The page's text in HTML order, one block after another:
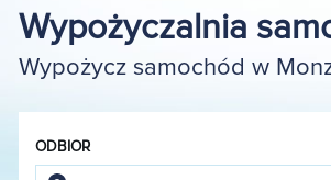
Wypożyczalnia
Wypożycz samochód w
ODBIOR